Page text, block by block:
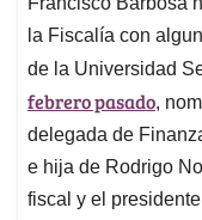
s
A
p
p
b
o
o
k
e
d
n
la Fiscalía con
de la Universidad
febrero pasado,
delegada de
e hija de Rodrigo
fiscal y el